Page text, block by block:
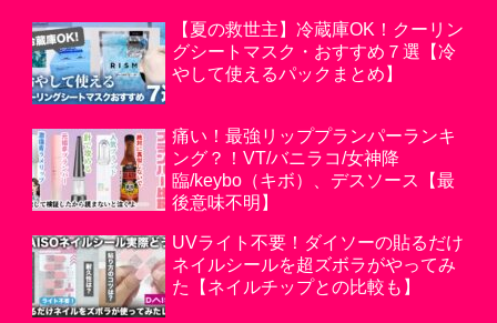
【夏の救世主】冷蔵庫OK！クーリン
グシートマスク・おすすめ７選【冷
やして使えるパックまとめ】
痛い！最強リッププランパーランキ
ング？！VT/バニラコ/女神降
臨/keybo（キボ）、デスソース【最
後意味不明】
UVライト不要！ダイソーの貼るだけ
ネイルシールを超ズボラがやってみ
た【ネイルチップとの比較も】